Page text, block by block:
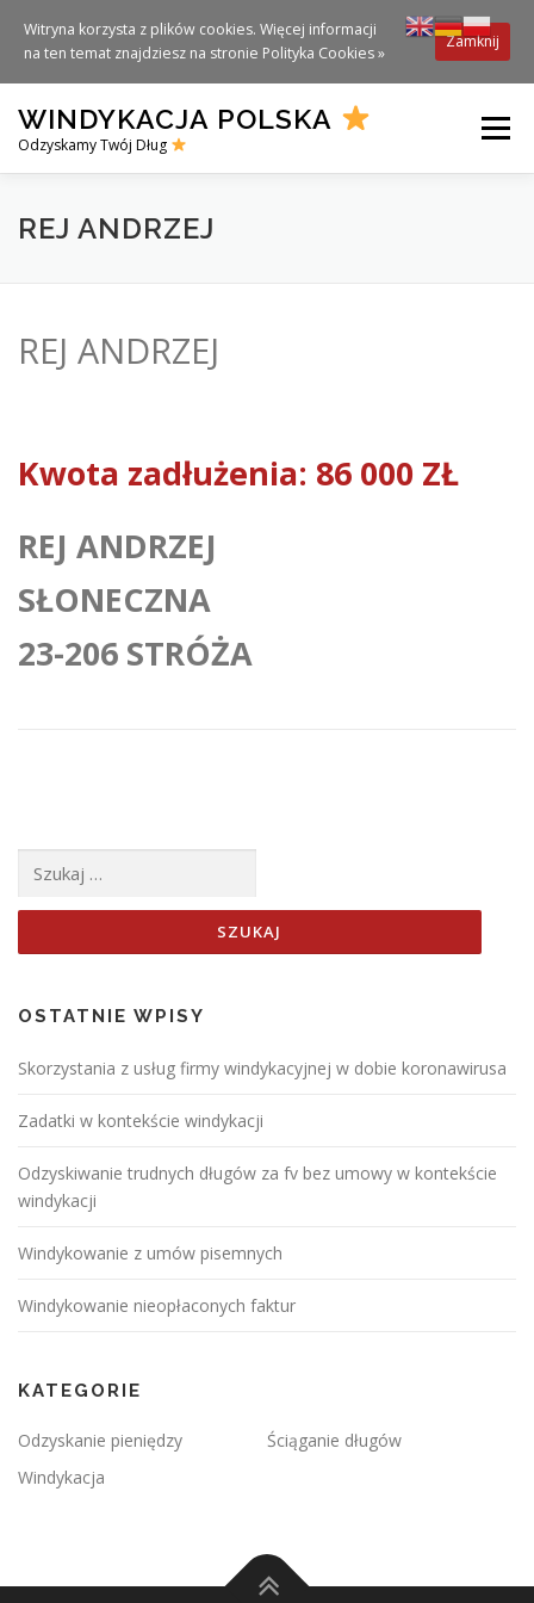
content
WINDYKACJA POLSKA
Odzyskamy Twój Dług
Menu
REJ ANDRZEJ
REJ ANDRZEJ
Kwota zadłużenia: 86 000 ZŁ
REJ ANDRZEJ
SŁONECZNA
23-206 STRÓŻA
OSTATNIE WPISY
Skorzystania z usług firmy windykacyjnej w dobie koronawirusa
Zadatki w kontekście windykacji
Odzyskiwanie trudnych długów za fv bez umowy w kontekście
windykacji
Windykowanie z umów pisemnych
Windykowanie nieopłaconych faktur
KATEGORIE
Odzyskanie pieniędzy
Ściąganie długów
Windykacja
Witryna korzysta z plików cookies. Więcej informacji
na ten temat znajdziesz na stronie Polityka Cookies »
Zamknij